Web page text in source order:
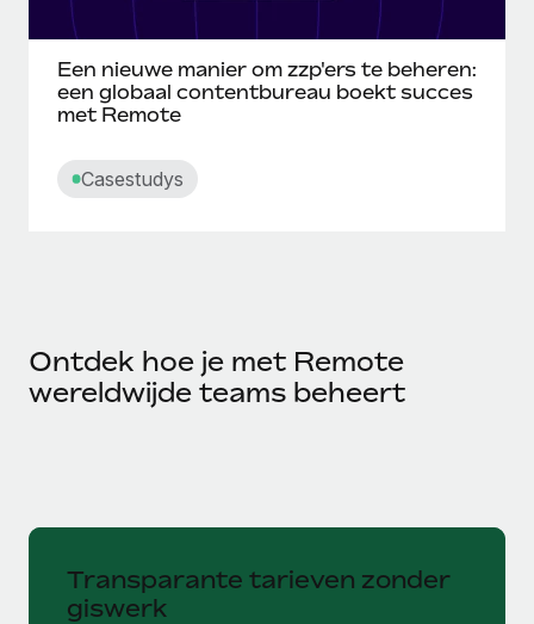
Een nieuwe manier om zzp'ers te beheren:
een globaal contentbureau boekt succes
met Remote
Casestudys
Ontdek hoe je met Remote
wereldwijde teams beheert
Transparante tarieven zonder
giswerk